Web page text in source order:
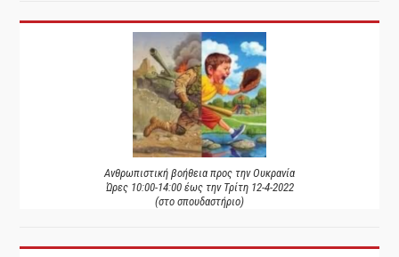
Ανθρωπιστική βοήθεια προς την Ουκρανία
Ώρες 10:00-14:00 έως την Τρίτη 12-4-2022
(στο σπουδαστήριο)